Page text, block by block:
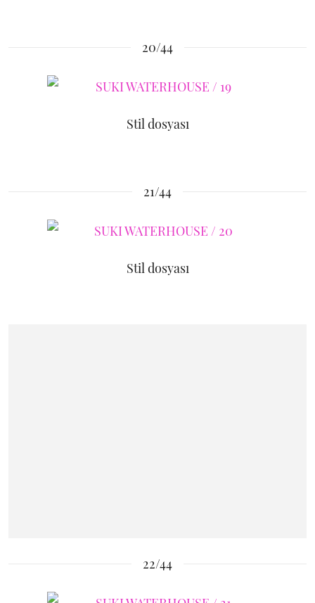
20/44
Stil dosyası
21/44
Stil dosyası
22/44